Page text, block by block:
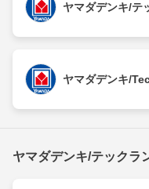
ヤマダデンキ/テ
ヤマダデンキ/
ヤマダデンキ/テックラ